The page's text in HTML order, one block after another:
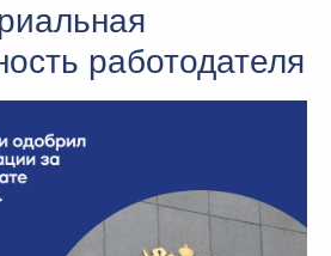
работодателя